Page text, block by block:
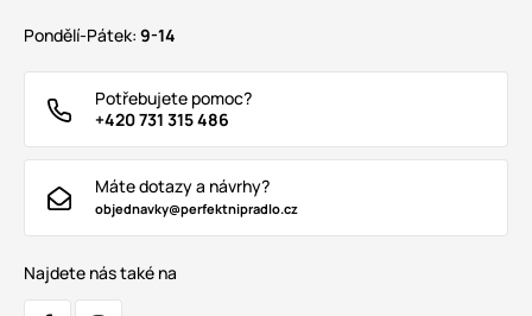
Pondělí-Pátek: 9-14
Potřebujete pomoc?
+420 731 315 486
Máte dotazy a návrhy?
objednavky@perfektnipradlo.cz
Najdete nás také na